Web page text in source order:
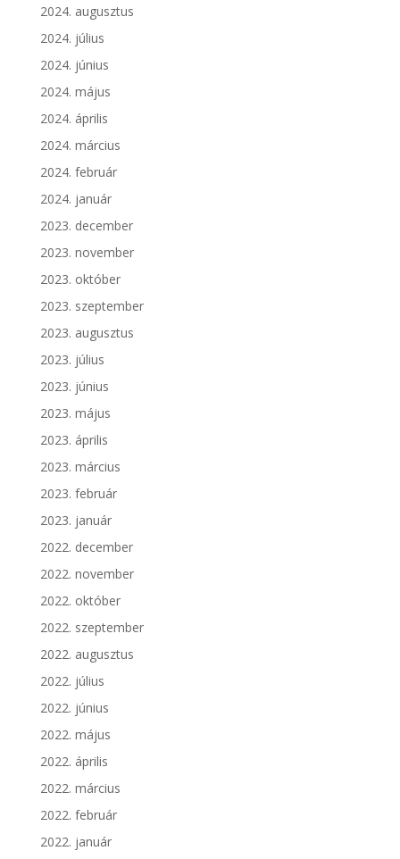
2024. augusztus
2024. július
2024. június
2024. május
2024. április
2024. március
2024. február
2024. január
2023. december
2023. november
2023. október
2023. szeptember
2023. augusztus
2023. július
2023. június
2023. május
2023. április
2023. március
2023. február
2023. január
2022. december
2022. november
2022. október
2022. szeptember
2022. augusztus
2022. július
2022. június
2022. május
2022. április
2022. március
2022. február
2022. január